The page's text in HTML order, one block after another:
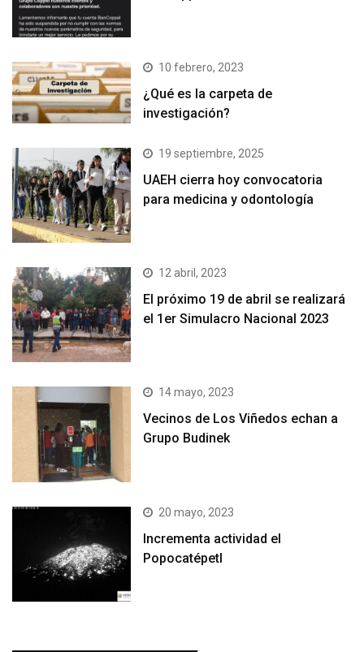
10 febrero, 2023
¿Qué es la carpeta de
investigación?
19 septiembre, 2025
UAEH cierra hoy convocatoria
para medicina y odontología
12 abril, 2023
El próximo 19 de abril se realizará
el 1er Simulacro Nacional 2023
14 mayo, 2023
Vecinos de Los Viñedos echan a
Grupo Budinek
20 mayo, 2023
Incrementa actividad el
Popocatépetl